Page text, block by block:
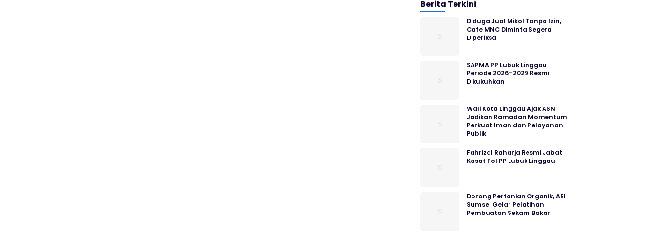
Berita Terkini
Diduga Jual Mikol Tanpa Izin,
Cafe MNC Diminta Segera
Diperiksa
SAPMA PP Lubuk Linggau
Periode 2026–2029 Resmi
Dikukuhkan
Wali Kota Linggau Ajak ASN
Jadikan Ramadan Momentum
Perkuat Iman dan Pelayanan
Publik
Fahrizal Raharja Resmi Jabat
Kasat Pol PP Lubuk Linggau
Dorong Pertanian Organik, ARI
Sumsel Gelar Pelatihan
Pembuatan Sekam Bakar